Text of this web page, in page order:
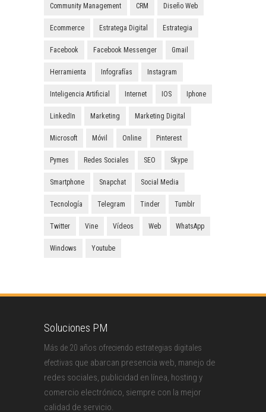
Community Management CRM Diseño Web
Ecommerce Estratega Digital Estrategia
Facebook Facebook Messenger Gmail
Herramienta Infografías Instagram
Inteligencia Artificial Internet IOS Iphone
LinkedIn Marketing Marketing Digital
Microsoft Móvil Online Pinterest
Pymes Redes Sociales SEO Skype
Smartphone Snapchat Social Media
Tecnología Telegram Tinder Tumblr
Twitter Vine Vídeos Web WhatsApp
Windows Youtube
Soluciones PM
Más de 20 años ofreciendo estrategias digitales
efectivas que abarcan presencia web, manejo de
redes sociales, publicidad en línea, hosting y
comercio electrónico, siempre con la mejor
calidad de servicio.